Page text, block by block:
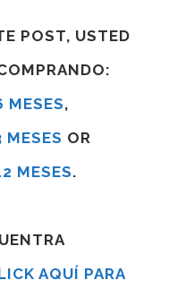
POST, USTED
MESES,
MESES OR
MESES.
AQUÍ PARA